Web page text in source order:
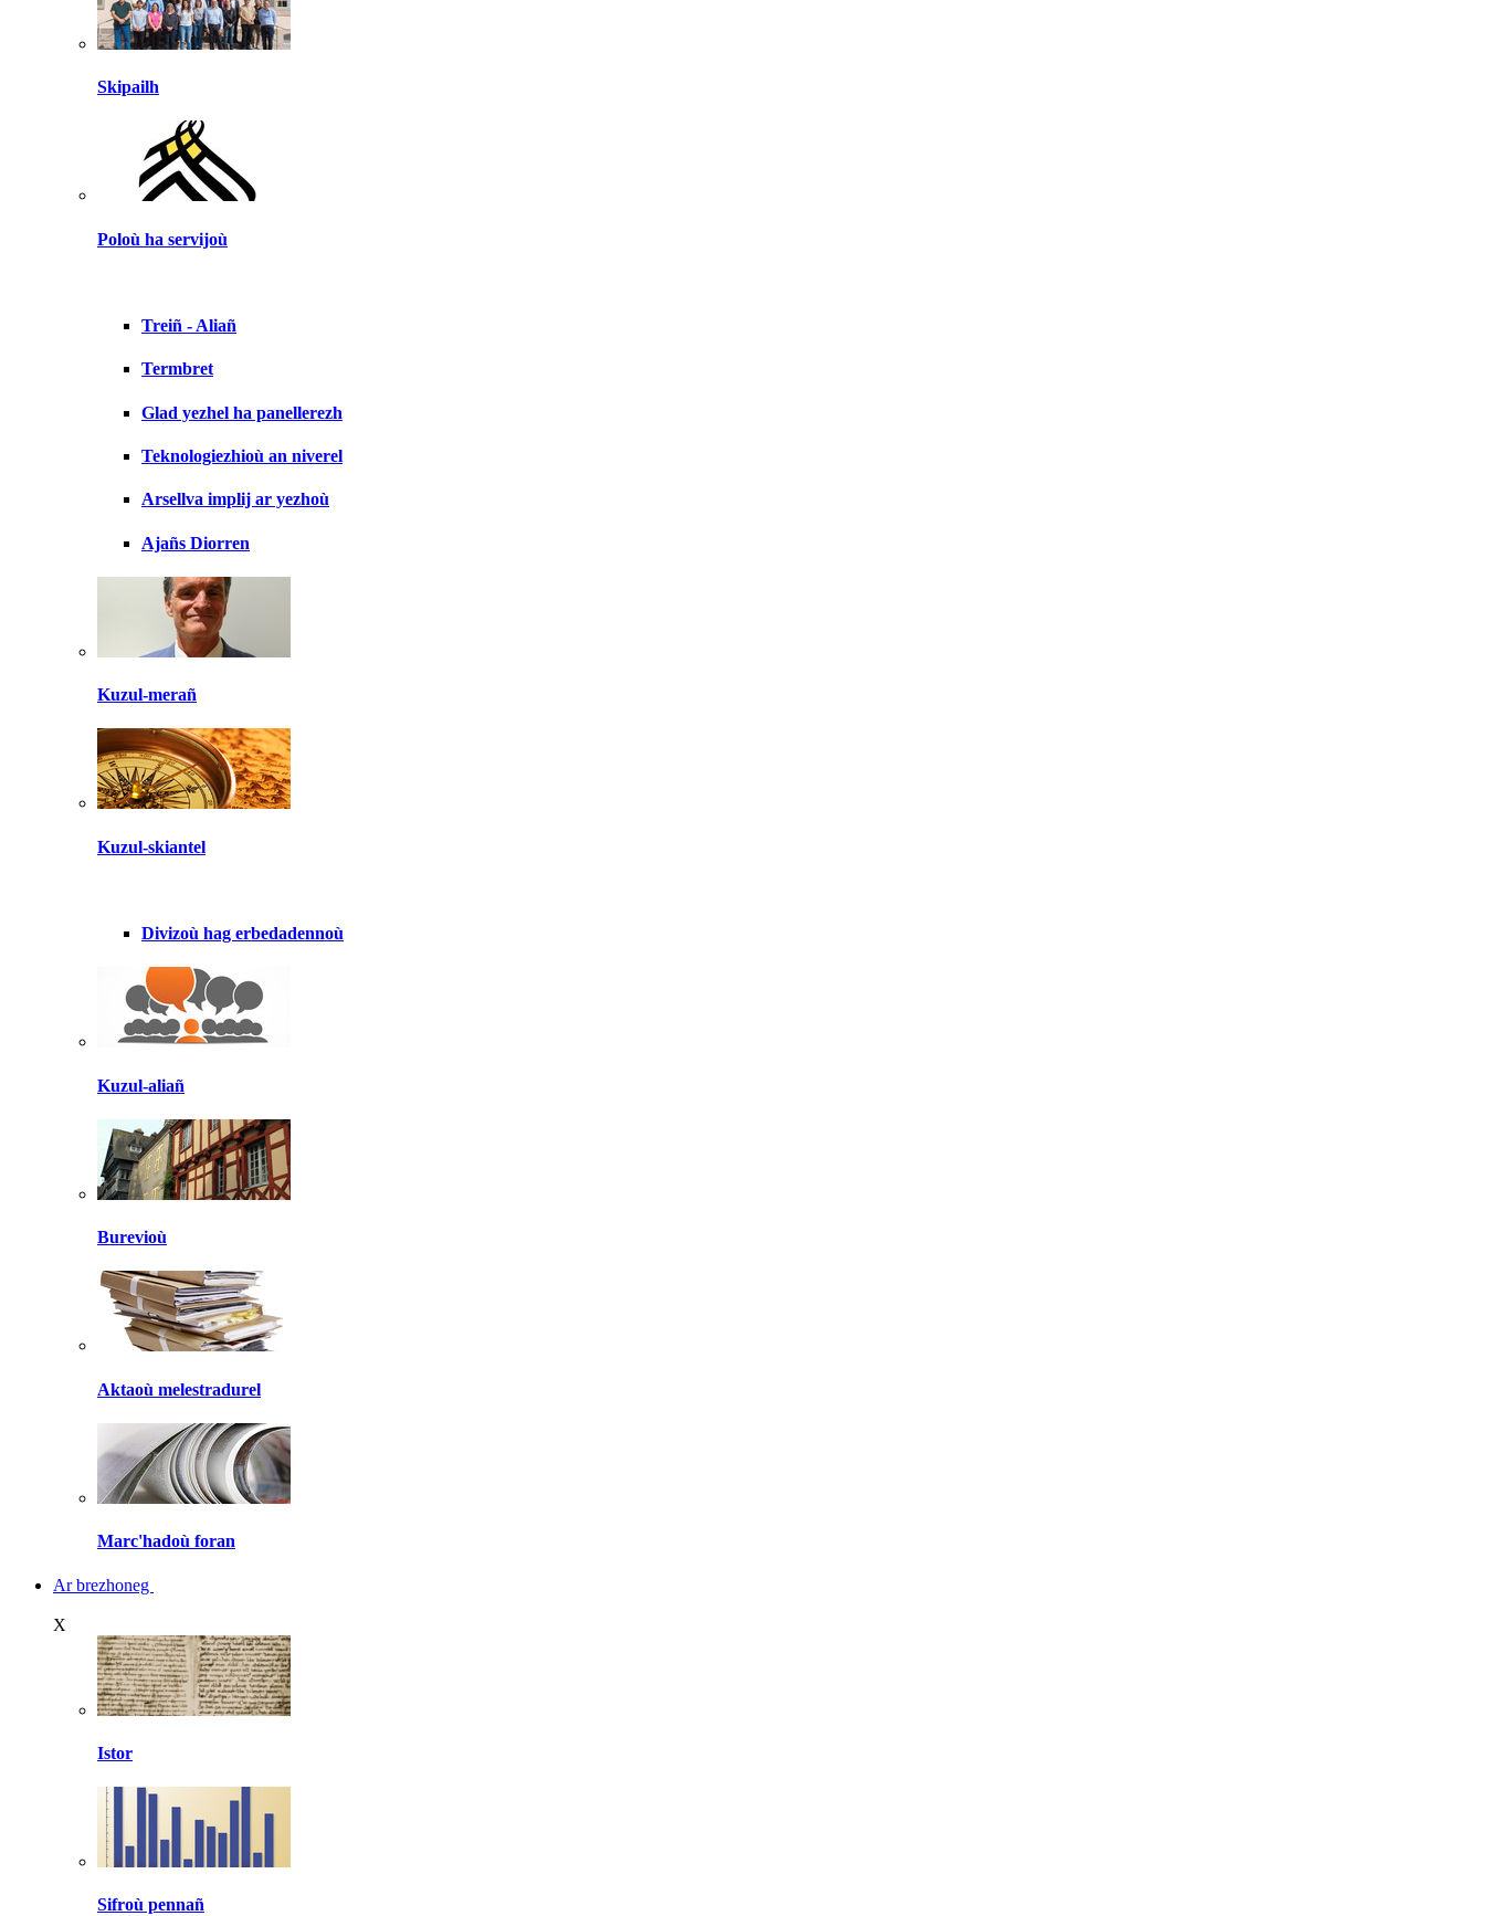
Skipailh
Poloù ha servijoù
Treiñ - Aliañ
Termbret
Glad yezhel ha panellerezh
Teknologiezhioù an niverel
Arsellva implij ar yezhoù
Ajañs Diorren
Kuzul-merañ
Kuzul-skiantel
Divizoù hag erbedadennoù
Kuzul-aliañ
Burevioù
Aktaoù melestradurel
Marc'hadoù foran
Ar brezhoneg
X
Istor
Sifroù pennañ